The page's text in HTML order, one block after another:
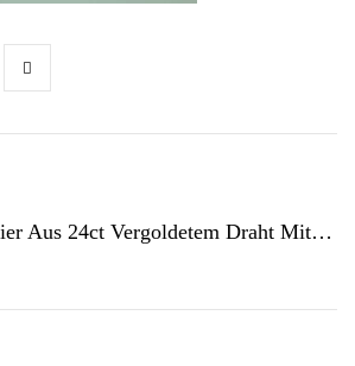
Edles Damen-Collier Aus 24ct Vergoldetem Draht Mit Magnetverschluss – K522g